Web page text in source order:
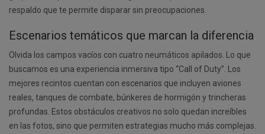
respaldo que te permite disparar sin preocupaciones.
Escenarios temáticos que marcan la diferencia
Olvida los campos vacíos con cuatro neumáticos apilados. Lo que
buscamos es una experiencia inmersiva tipo “Call of Duty”. Los
mejores recintos cuentan con escenarios que incluyen aviones
reales, tanques de combate, búnkeres de hormigón y trincheras
profundas. Estos obstáculos creativos no solo quedan increíbles
en las fotos, sino que permiten estrategias mucho más complejas.